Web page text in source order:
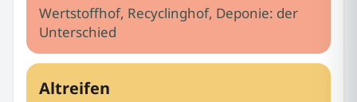
Wertstoffhof, Recyclinghof, Deponie: der
Unterschied
Altreifen